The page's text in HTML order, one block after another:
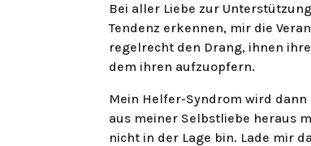
Bei aller Liebe zur
Tendenz erkennen, mir die
regelrecht den Drang, ihnen
dem ihren aufzuopfern.
Mein Helfer-Syndrom wird
aus meiner Selbstliebe heraus
nicht in der Lage bin. Lade mir